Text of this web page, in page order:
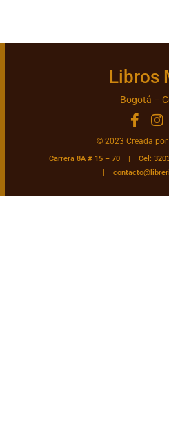
Libros
Bogotá –
© 2023 Creada por
Carrera 8A # 15 – 70 | Cel:
|